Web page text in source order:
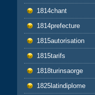
1814chant
1814prefecture
1815autorisation
1815tarifs
1818turinsaorge
1825latindiplome